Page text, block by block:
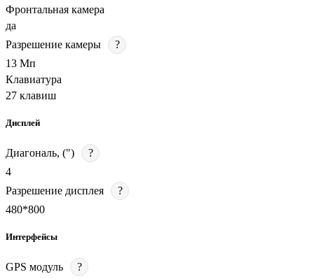
Фронтальная камера
да
Разрешение камеры
?
13 Мп
Клавиатура
27 клавиш
Дисплей
Диагональ, (")
?
4
Разрешение дисплея
?
480*800
Интерфейсы
GPS модуль
?